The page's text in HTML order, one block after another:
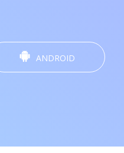
ANDROID